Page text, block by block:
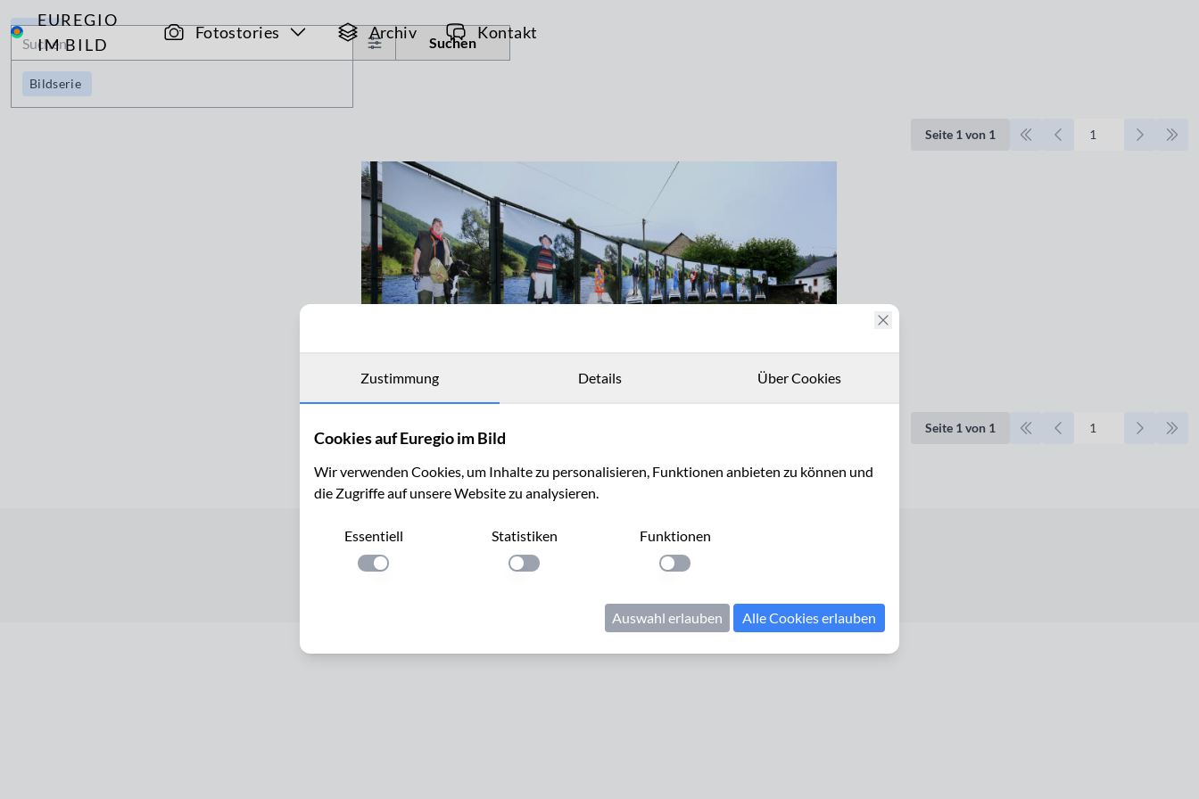
EUREGIO
IM BILD
Fotostories Archiv Kontakt
Archiv
Suchen
Bildserie
Seite 1 von 1
Seite 1 von 1
Startseite Cookies verwalten Impressum
Zustimmung Details Über Cookies
Cookies auf Euregio im Bild
Wir verwenden Cookies, um Inhalte zu personalisieren, Funktionen anbieten zu können und
die Zugriffe auf unsere Website zu analysieren.
Essentiell
Einstellung anwenden
Statistiken
Einstellung anwenden
Funktionen
Einstellung anwenden
Auswahl erlauben Alle Cookies erlauben